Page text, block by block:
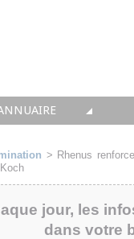
SOLUTIONS
> Rhenus
jour, les
dans votre